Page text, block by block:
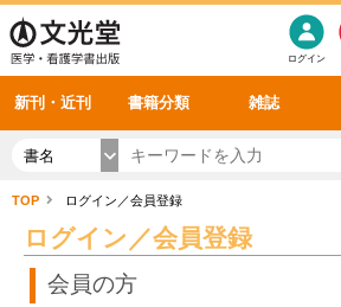
ログイン
新刊・近刊 書籍分類 雑誌
感染症 老年医学
呼吸器
循環器
雑誌投稿規定
理学療法
雑誌案内・年間購読 最新号
電子書籍
電子雑誌
書籍「データに基づく臨床動作分析」WEB動画
書籍「眼手術学」WEB動画
書籍「神経症候学 II 改訂第二版」 WEB動画
新刊一覧
今後の発行予定
書名
TOP ログイン／会員登録
ログイン／会員登録
会員の方